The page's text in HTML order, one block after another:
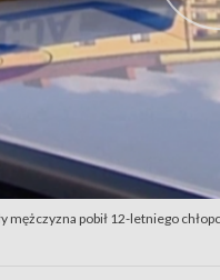
mężczyzna pobił 12-letniego